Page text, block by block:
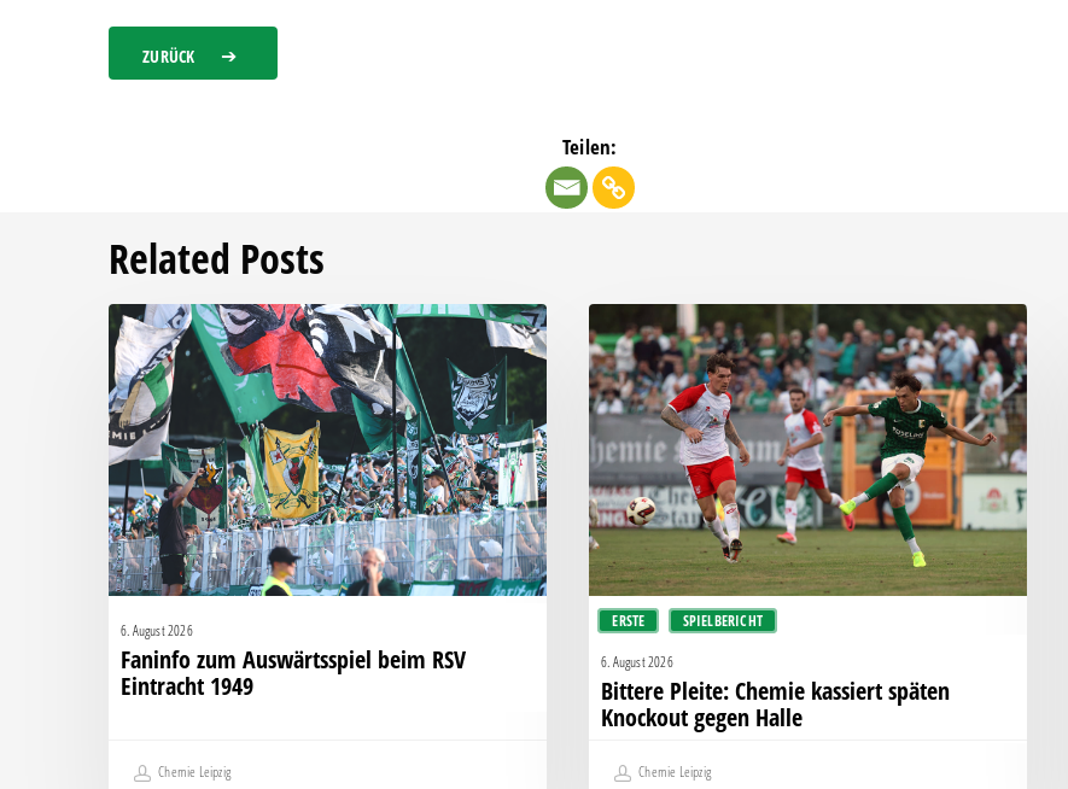
ZURÜCK
Teilen:
Related Posts
Faninfo
zum
Auswärtsspiel
beim
RSV
Eintracht
1949
6. August 2026
Faninfo zum Auswärtsspiel beim RSV
Eintracht 1949
Chemie Leipzig
ERSTE SPIELBERICHT
Bittere
Pleite:
Chemie
kassiert
späten
Knockout
gegen
Halle
6. August 2026
Bittere Pleite: Chemie kassiert späten
Knockout gegen Halle
Chemie Leipzig